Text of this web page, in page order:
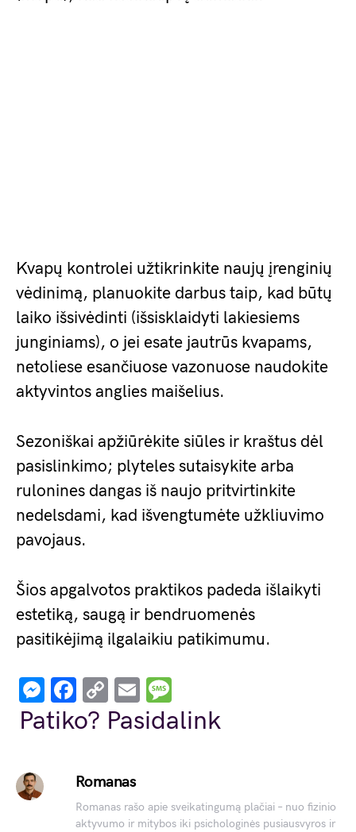
Kvapų kontrolei užtikrinkite naujų įrenginių
vėdinimą, planuokite darbus taip, kad būtų
laiko išsivėdinti (išsisklaidyti lakiesiems
junginiams), o jei esate jautrūs kvapams,
netoliese esančiuose vazonuose naudokite
aktyvintos anglies maišelius.
Sezoniškai apžiūrėkite siūles ir kraštus dėl
pasislinkimo; plyteles sutaisykite arba
rulonines dangas iš naujo pritvirtinkite
nedelsdami, kad išvengtumėte užkliuvimo
pavojaus.
Šios apgalvotos praktikos padeda išlaikyti
estetiką, saugą ir bendruomenės
pasitikėjimą ilgalaikiu patikimumu.
Messenger
Facebook
Copy
Link
Email
Patiko? Pasidalink
Romanas
Romanas rašo apie sveikatingumą plačiai – nuo fizinio
aktyvumo ir mitybos iki psichologinės pusiausvyros ir